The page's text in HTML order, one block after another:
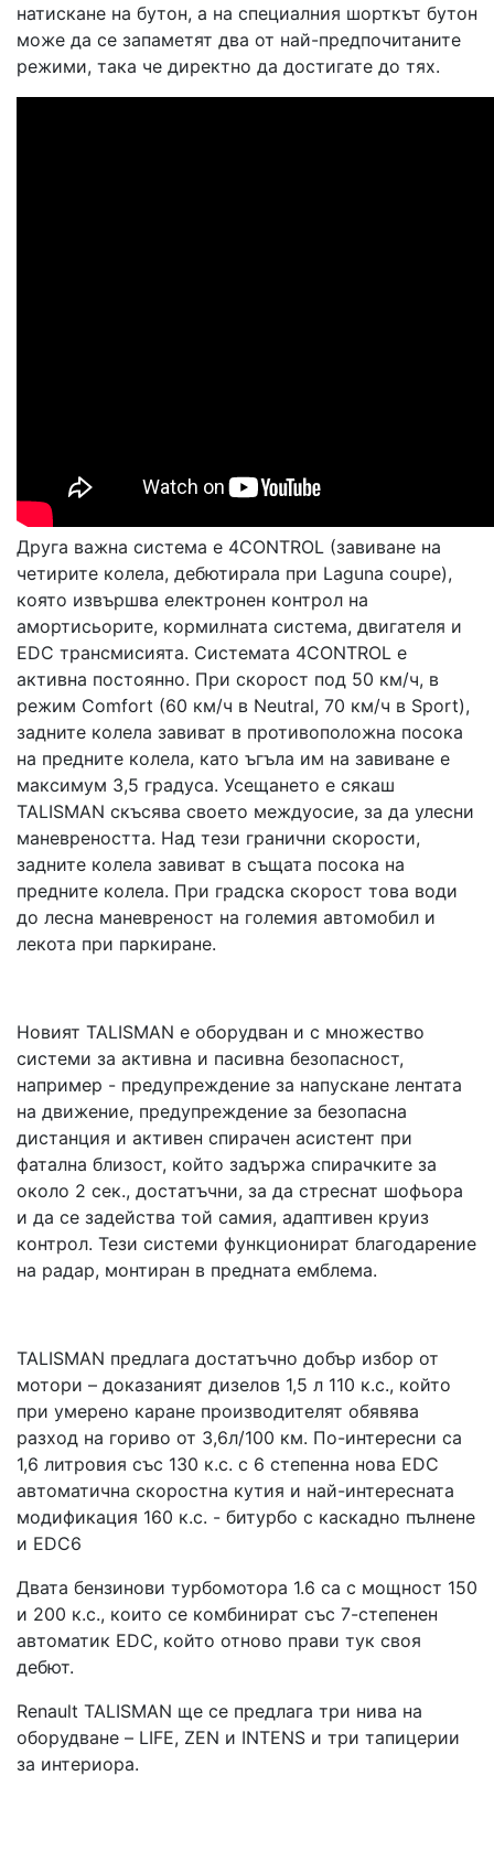
натискане на бутон, а на специалния шорткът бутон
може да се запаметят два от най-предпочитаните
режими, така че директно да достигате до тях.
Друга важна система е 4CONTROL (завиване на
четирите колела, дебютирала при Laguna coupe),
която извършва електронен контрол на
амортисьорите, кормилната система, двигателя и
EDC трансмисията. Системата 4CONTROL е
активна постоянно. При скорост под 50 км/ч, в
режим Comfort (60 км/ч в Neutral, 70 км/ч в Sport),
задните колела завиват в противоположна посока
на предните колела, като ъгъла им на завиване е
максимум 3,5 градуса. Усещането е сякаш
TALISMAN скъсява своето междуосие, за да улесни
маневреността. Над тези гранични скорости,
задните колела завиват в същата посока на
предните колела. При градска скорост това води
до лесна маневреност на големия автомобил и
лекота при паркиране.
Новият TALISMAN е оборудван и с множество
системи за активна и пасивна безопасност,
например - предупреждение за напускане лентата
на движение, предупреждение за безопасна
дистанция и активен спирачен асистент при
фатална близост, който задържа спирачките за
около 2 сек., достатъчни, за да стреснат шофьора
и да се задейства той самия, адаптивен круиз
контрол. Тези системи функционират благодарение
на радар, монтиран в предната емблема.
TALISMAN предлага достатъчно добър избор от
мотори – доказаният дизелов 1,5 л 110 к.с., който
при умерено каране производителят обявява
разход на гориво от 3,6л/100 км. По-интересни са
1,6 литровия със 130 к.с. с 6 степенна нова EDC
автоматична скоростна кутия и най-интересната
модификация 160 к.с. - битурбо с каскадно пълнене
и EDC6
Двата бензинови турбомотора 1.6 са с мощност 150
и 200 к.с., които се комбинират със 7-степенен
автоматик EDC, който отново прави тук своя
дебют.
Renault TALISMAN ще се предлага три нива на
оборудване – LIFE, ZEN и INTENS и три тапицерии
за интериора.